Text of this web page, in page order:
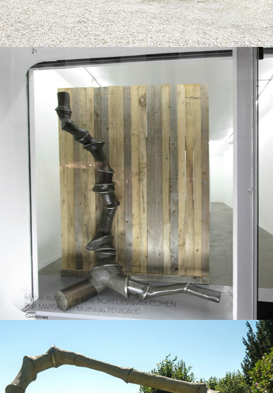
2016
TUX